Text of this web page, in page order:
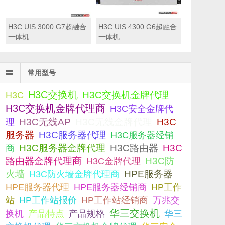
H3C UIS 3000 G7超融合
一体机
H3C UIS 4300 G6超融合
一体机
常用型号
H3C H3C交换机 H3C交换机金牌代理
H3C交换机金牌代理商 H3C安全金牌代
理 H3C无线AP
H3C
服务器 H3C服务器代理 H3C服务器经销
商 H3C服务器金牌代理 H3C路由器 H3C
路由器金牌代理商 H3C金牌代理 H3C防
火墙 H3C防火墙金牌代理商 HPE服务器
HPE服务器代理 HPE服务器经销商 HP工作
站 HP工作站报价 HP工作站经销商 万兆交
换机 产品特点 产品规格 华三交换机 华三